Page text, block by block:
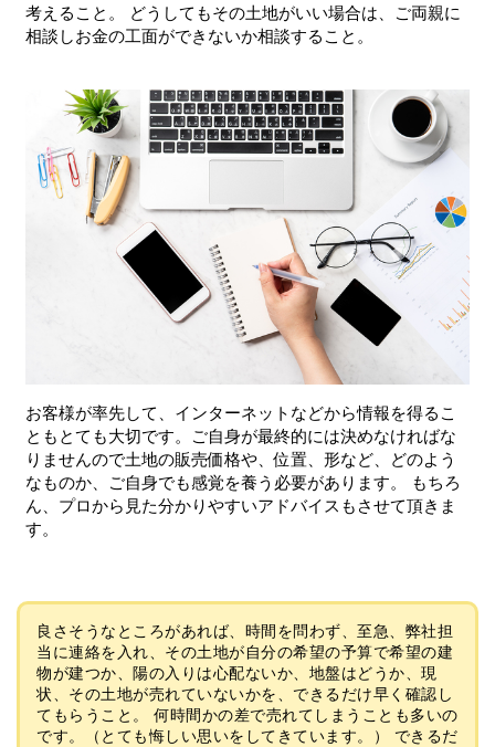
考えること。 どうしてもその土地がいい場合は、ご両親に
相談しお金の工面ができないか相談すること。
お客様が率先して、インターネットなどから情報を得るこ
ともとても大切です。ご自身が最終的には決めなければな
りませんので土地の販売価格や、位置、形など、どのよう
なものか、ご自身でも感覚を養う必要があります。 もちろ
ん、プロから見た分かりやすいアドバイスもさせて頂きま
す。
良さそうなところがあれば、時間を問わず、至急、弊社担
当に連絡を入れ、その土地が自分の希望の予算で希望の建
物が建つか、陽の入りは心配ないか、地盤はどうか、現
状、その土地が売れていないかを、できるだけ早く確認し
てもらうこと。 何時間かの差で売れてしまうことも多いの
です。（とても悔しい思いをしてきています。） できるだ